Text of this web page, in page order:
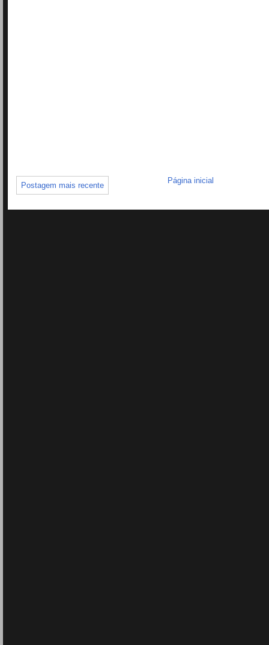
Postagem mais recente
Página inicial